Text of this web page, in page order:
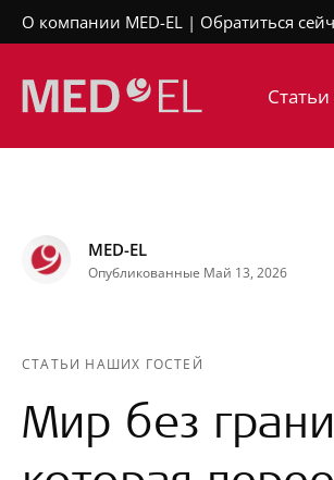
О компании MED-EL Обратиться
MED-EL
Опубликованные Май 13, 2026
СТАТЬИ НАШИХ ГОСТЕЙ
Мир без